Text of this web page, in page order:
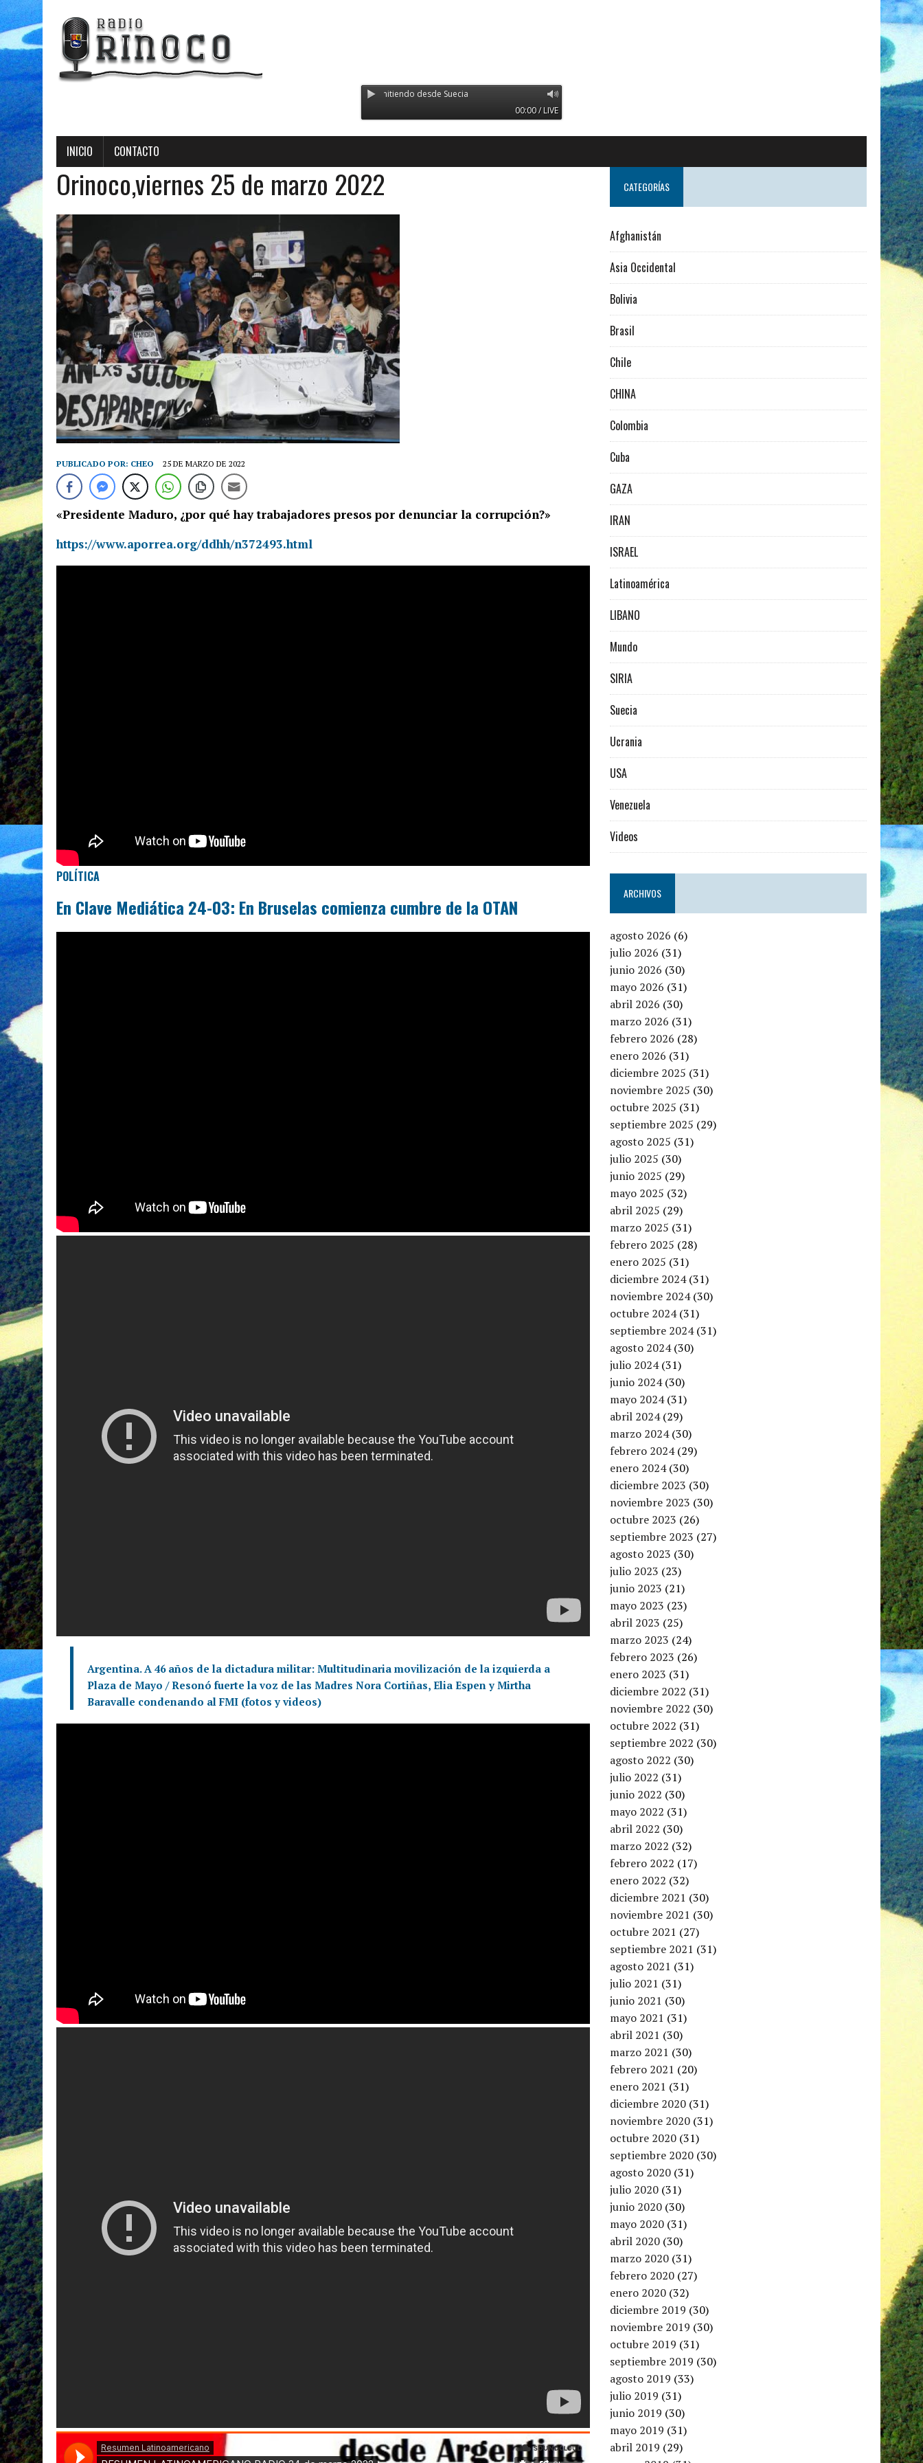
Radio Orinoco - Transmitiendo desde Suecia
00:00 / LIVE
INICIO CONTACTO
Orinoco,viernes 25 de marzo 2022
PUBLICADO POR: CHEO 25 DE MARZO DE 2022
«Presidente Maduro, ¿por qué hay trabajadores presos por denunciar la corrupción?»
https://www.aporrea.org/ddhh/n372493.html
POLÍTICA
En Clave Mediática 24-03: En Bruselas comienza cumbre de la OTAN
Argentina. A 46 años de la dictadura militar: Multitudinaria movilización de la izquierda a
Plaza de Mayo / Resonó fuerte la voz de las Madres Nora Cortiñas, Elia Espen y Mirtha
Baravalle condenando al FMI (fotos y videos)
CATEGORÍAS
Afghanistán
Asia Occidental
Bolivia
Brasil
Chile
CHINA
Colombia
Cuba
GAZA
IRAN
ISRAEL
Latinoamérica
LIBANO
Mundo
SIRIA
Suecia
Ucrania
USA
Venezuela
Videos
ARCHIVOS
agosto 2026 (6)
julio 2026 (31)
junio 2026 (30)
mayo 2026 (31)
abril 2026 (30)
marzo 2026 (31)
febrero 2026 (28)
enero 2026 (31)
diciembre 2025 (31)
noviembre 2025 (30)
octubre 2025 (31)
septiembre 2025 (29)
agosto 2025 (31)
julio 2025 (30)
junio 2025 (29)
mayo 2025 (32)
abril 2025 (29)
marzo 2025 (31)
febrero 2025 (28)
enero 2025 (31)
diciembre 2024(31)
noviembre 2024(30)
octubre 2024(31)
septiembre 2024(31)
agosto 2024(30)
julio 2024(31)
junio 2024(30)
mayo 2024(31)
abril 2024(29)
marzo 2024(30)
febrero 2024(29)
enero 2024(30)
diciembre 2023 (30)
noviembre 2023 (30)
octubre 2023 (26)
septiembre 2023 (27)
agosto 2023 (30)
julio 2023 (23)
junio 2023 (21)
mayo 2023 (23)
abril 2023 (25)
marzo 2023 (24)
febrero 2023 (26)
enero 2023 (31)
diciembre 2022 (31)
noviembre 2022 (30)
octubre 2022 (31)
septiembre 2022 (30)
agosto 2022 (30)
julio 2022 (31)
junio 2022 (30)
mayo 2022 (31)
abril 2022 (30)
marzo 2022 (32)
febrero 2022 (17)
enero 2022 (32)
diciembre 2021 (30)
noviembre 2021 (30)
octubre 2021 (27)
septiembre 2021 (31)
agosto 2021 (31)
julio 2021 (31)
junio 2021 (30)
mayo 2021 (31)
abril 2021 (30)
marzo 2021 (30)
febrero 2021 (20)
enero 2021 (31)
diciembre 2020 (31)
noviembre 2020 (31)
octubre 2020 (31)
septiembre 2020 (30)
agosto 2020 (31)
julio 2020 (31)
junio 2020 (30)
mayo 2020 (31)
abril 2020 (30)
marzo 2020 (31)
febrero 2020 (27)
enero 2020 (32)
diciembre 2019 (30)
noviembre 2019 (30)
octubre 2019 (31)
septiembre 2019 (30)
agosto 2019 (33)
julio 2019 (31)
junio 2019 (30)
mayo 2019 (31)
abril 2019 (29)